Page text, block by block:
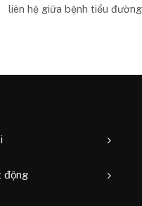
liên hệ giữa bệnh tiểu
động